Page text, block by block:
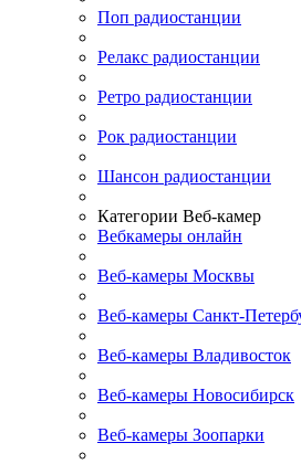
Поп радиостанции
Релакс радиостанции
Ретро радиостанции
Рок радиостанции
Шансон радиостанции
Категории Веб-камер
Вебкамеры онлайн
Веб-камеры Москвы
Веб-камеры Санкт-
Веб-камеры Владивосток
Веб-камеры Новосибирск
Веб-камеры Зоопарки